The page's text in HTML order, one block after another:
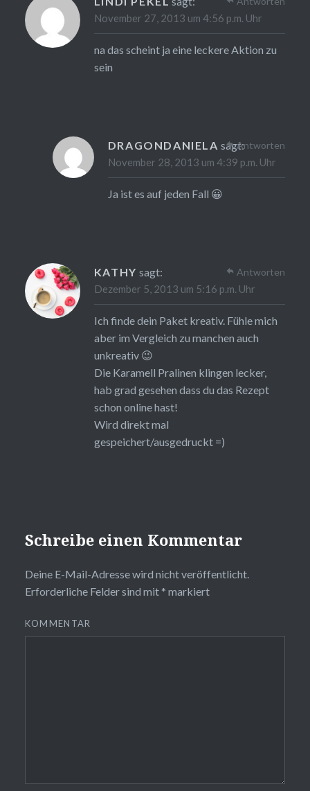
November 27, 2013 um 4:56 p.m. Uhr
na das scheint ja eine leckere Aktion zu
sein
DRAGONDANIELA sagt:
November 28, 2013 um 4:39 p.m. Uhr
Ja ist es auf jeden Fall 😀
Antworten
KATHY sagt:
Dezember 5, 2013 um 5:16 p.m. Uhr
Ich finde dein Paket kreativ. Fühle mich
aber im Vergleich zu manchen auch
unkreativ 😉
Die Karamell Pralinen klingen lecker,
hab grad gesehen dass du das Rezept
schon online hast!
Wird direkt mal
gespeichert/ausgedruckt =)
Antworten
Schreibe einen Kommentar
Deine E-Mail-Adresse wird nicht veröffentlicht.
Erforderliche Felder sind mit * markiert
KOMMENTAR